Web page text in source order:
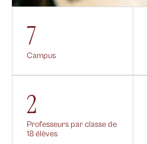
7
Campus
2
Professeurs par classe de
18 élèves